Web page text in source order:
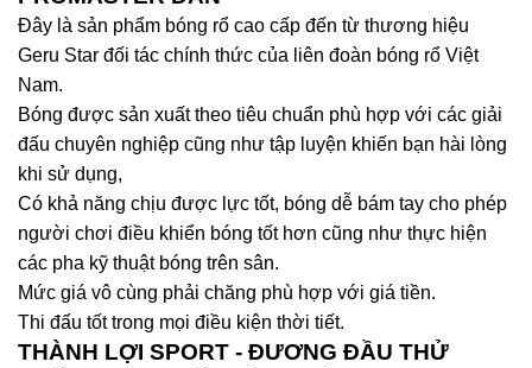
Đây là sản phẩm bóng rổ cao cấp đến từ thương hiệu
Geru Star đối tác chính thức của liên đoàn bóng rổ Việt
Nam.
Bóng được sản xuất theo tiêu chuẩn phù hợp với các giải
đấu chuyên nghiệp cũng như tập luyện khiến bạn hài lòng
khi sử dụng,
Có khả năng chịu được lực tốt, bóng dễ bám tay cho phép
người chơi điều khiển bóng tốt hơn cũng như thực hiện
các pha kỹ thuật bóng trên sân.
Mức giá vô cùng phải chăng phù hợp với giá tiền.
Thi đấu tốt trong mọi điều kiện thời tiết.
THÀNH LỢI SPORT - ĐƯƠNG ĐẦU THỬ